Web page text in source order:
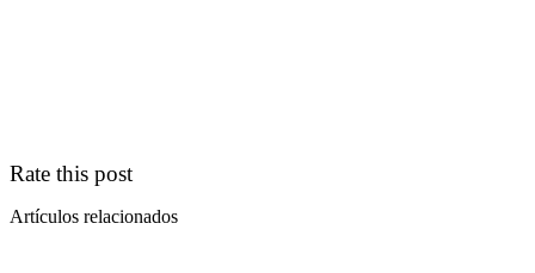
Rate this post
Artículos relacionados